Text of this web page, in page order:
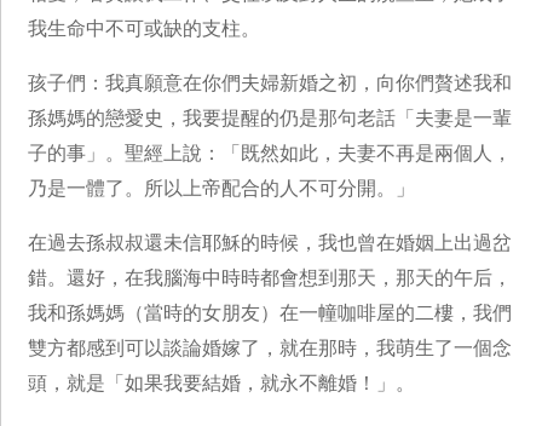
我生命中不可或缺的支柱。
孩子們：我真願意在你們夫婦新婚之初，向你們贅述我和
孫媽媽的戀愛史，我要提醒的仍是那句老話「夫妻是一輩
子的事」。聖經上說：「既然如此，夫妻不再是兩個人，
乃是一體了。所以上帝配合的人不可分開。」
在過去孫叔叔還未信耶穌的時候，我也曾在婚姻上出過岔
錯。還好，在我腦海中時時都會想到那天，那天的午后，
我和孫媽媽（當時的女朋友）在一幢咖啡屋的二樓，我們
雙方都感到可以談論婚嫁了，就在那時，我萌生了一個念
頭，就是「如果我要結婚，就永不離婚！」。